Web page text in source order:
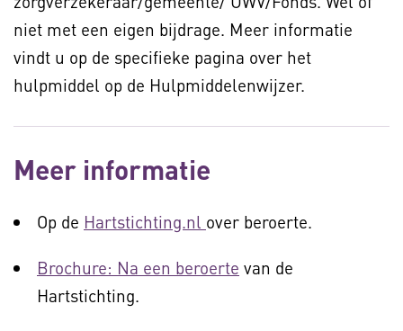
niet met een eigen bijdrage. Meer informatie
vindt u op de specifieke pagina over het
hulpmiddel op de Hulpmiddelenwijzer.
Meer informatie
Op de Hartstichting.nl over beroerte.
Brochure: Na een beroerte van de
Hartstichting.